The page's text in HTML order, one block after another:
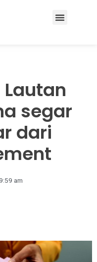
segar
dari
am